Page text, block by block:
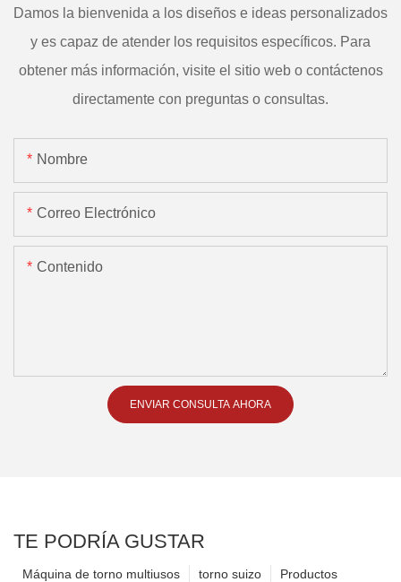
Damos la bienvenida a los diseños e ideas personalizados
y es capaz de atender los requisitos específicos. Para
obtener más información, visite el sitio web o contáctenos
directamente con preguntas o consultas.
Nombre
Correo Electrónico
Contenido
ENVIAR CONSULTA AHORA
TE PODRÍA GUSTAR
Productos
torno suizo
Máquina de torno multiusos